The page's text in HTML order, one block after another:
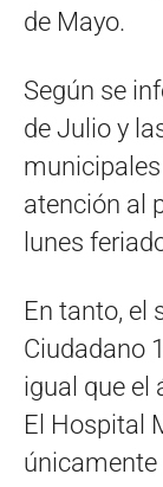
de Mayo.
Según se
de Julio y
atención al
lunes
En tanto, el
Ciudadano
igual que el
El Hospital
únicamente